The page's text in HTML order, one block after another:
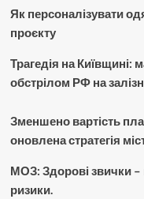
Як персоналізувати
проєкту
Трагедія на Київщині:
обстрілом РФ на
Зменшено вартість
оновлена стратегія
МОЗ: Здорові звички –
ризики.